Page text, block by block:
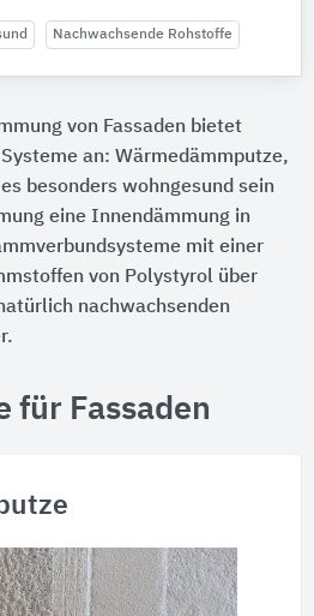
Nachwachsende Rohstoffe
von Fassaden bietet
an: Wärmedämmputze,
besonders wohngesund sein
eine Innendämmung in
mit einer
von Polystyrol über
nachwachsenden
für Fassaden